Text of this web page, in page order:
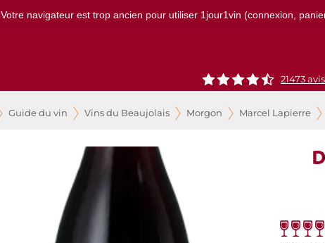
Votre navigateur est trop ancien pour utiliser 1jour1vin (connexion,
21473
Guide du vin Vins du Beaujolais Morgon Marcel Lapierre